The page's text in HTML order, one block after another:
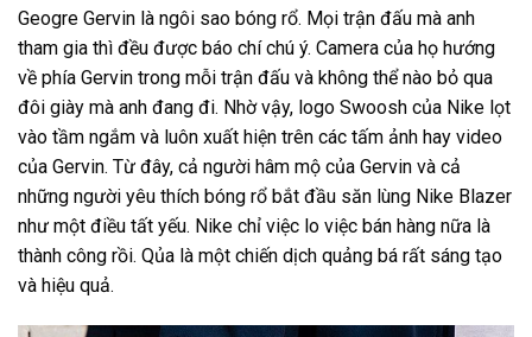
Geogre Gervin là ngôi sao bóng rổ. Mọi trận đấu mà anh
tham gia thì đều được báo chí chú ý. Camera của họ hướng
về phía Gervin trong mỗi trận đấu và không thể nào bỏ qua
đôi giày mà anh đang đi. Nhờ vậy, logo Swoosh của Nike lọt
vào tầm ngắm và luôn xuất hiện trên các tấm ảnh hay video
của Gervin. Từ đây, cả người hâm mộ của Gervin và cả
những người yêu thích bóng rổ bắt đầu săn lùng Nike Blazer
như một điều tất yếu. Nike chỉ việc lo việc bán hàng nữa là
thành công rồi. Qủa là một chiến dịch quảng bá rất sáng tạo
và hiệu quả.